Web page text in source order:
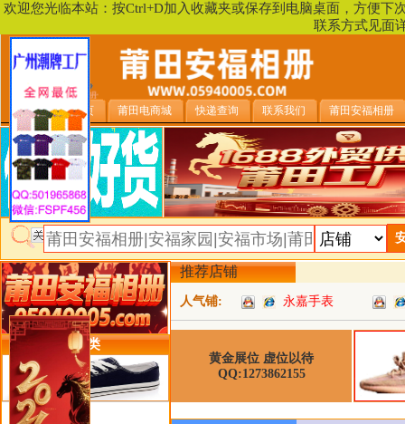
欢迎您光临本站：按Ctrl+D加入收藏夹或保存到电脑桌面，方便
联系方式见面
安福相册首页 莆田电商城 快递查询 联系我们 莆田安福相册
类目详细分类
推荐店铺
人气铺: 永嘉手表
黄金展位 虚位以待
QQ:1273862155